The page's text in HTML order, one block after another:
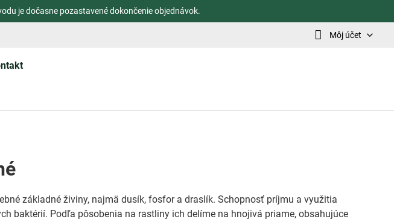
je dočasne pozastavené dokončenie objednávok.
Môj účet
základné živiny, najmä dusík, fosfor a draslík. Schopnosť príjmu a využitia
baktérií. Podľa pôsobenia na rastliny ich delíme na hnojivá priame, obsahujúce